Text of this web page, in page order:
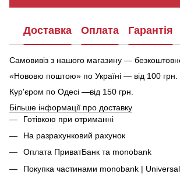
Доставка Оплата Гарантія
Самовивіз з нашого магазину —
«Нововю поштою» по Україні — від 100 грн.
Кур'єром по Одесі —від 150 грн.
Більше інформації про доставку
Готівкою при отриманні
На разрахунковий рахунок
Оплата ПриватБанк та monobank
Покупка частинами monobank |